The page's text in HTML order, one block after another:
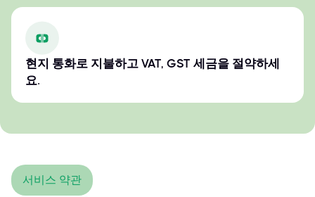
현지 통화로 지불하고 VAT, GST 세금을 절약하세
요.
서비스 약관